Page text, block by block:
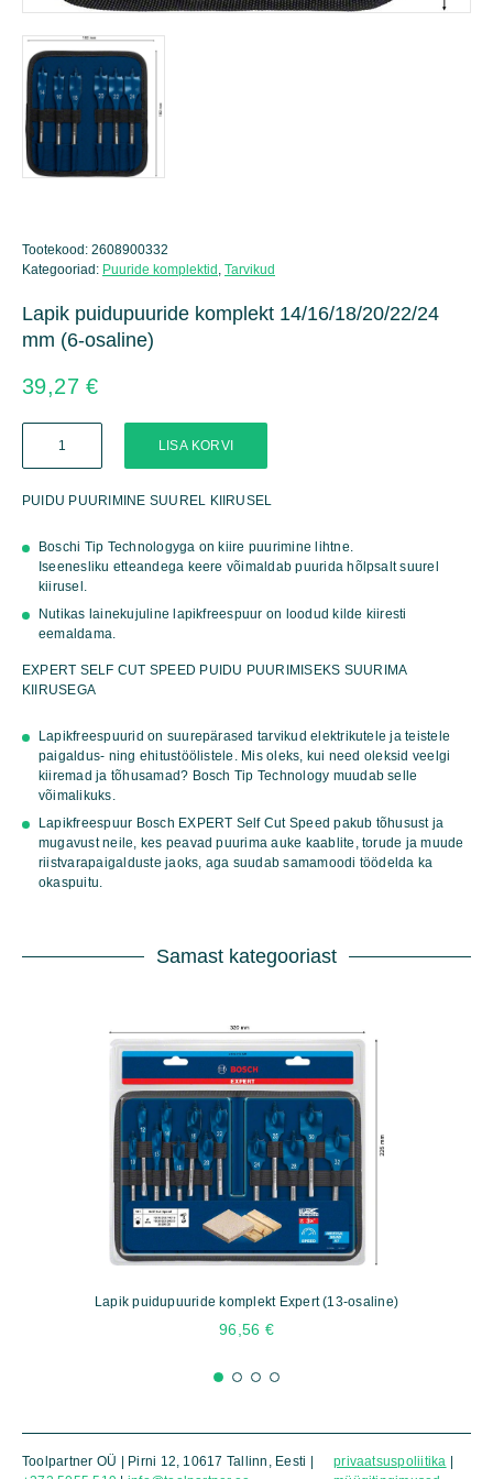
Tootekood: 2608900332
Kategooriad: Puuride komplektid Tarvikud
Lapik puidupuuride komplekt 14/16/18/20/22/24
mm (6-osaline)
39,27€
puidupuuride
komplekt
mm
osaline)
kogus
LISA KORVI
PUIDU PUURIMINE SUUREL KIIRUSEL
Boschi Tip Technologyga on kiire puurimine lihtne.
Iseenesliku etteandega keere võimaldab puurida hõlpsalt suurel
kiirusel.
Nutikas lainekujuline lapikfreespuur on loodud kilde kiiresti
eemaldama.
EXPERT SELF CUT SPEED PUIDU PUURIMISEKS SUURIMA
KIIRUSEGA
Lapikfreespuurid on suurepärased tarvikud elektrikutele ja teistele
paigaldus- ning ehitustöölistele. Mis oleks, kui need oleksid veelgi
kiiremad ja tõhusamad? Bosch Tip Technology muudab selle
võimalikuks.
Lapikfreespuur Bosch EXPERT Self Cut Speed pakub tõhusust ja
mugavust neile, kes peavad puurima auke kaablite, torude ja muude
riistvarapaigalduste jaoks, aga suudab samamoodi töödelda ka
okaspuitu.
Samast kategooriast
Lapik puidupuuride komplekt Expert (13-osaline)
96,56 €
Toolpartner OÜ | Pirni 12, 10617 Tallinn, Eesti |
privaatsuspoliitika |